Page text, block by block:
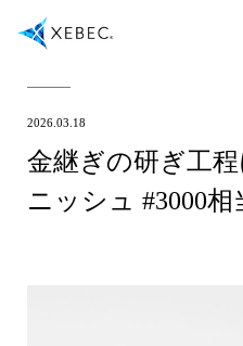
2026.03.18
金継ぎの研ぎ工
ニッシュ #3000